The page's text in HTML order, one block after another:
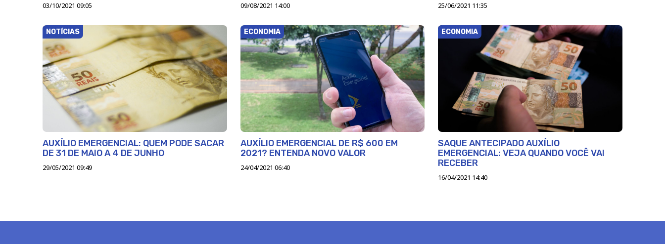
03/10/2021 09:05 09/08/2021 14:00 25/06/2021 11:35
NOTÍCIAS
AUXÍLIO EMERGENCIAL: QUEM PODE SACAR
DE 31 DE MAIO A 4 DE JUNHO
29/05/2021 09:49
ECONOMIA
AUXÍLIO EMERGENCIAL DE R$ 600 EM
2021? ENTENDA NOVO VALOR
24/04/2021 06:40
ECONOMIA
SAQUE ANTECIPADO AUXÍLIO
EMERGENCIAL: VEJA QUANDO VOCÊ VAI
RECEBER
16/04/2021 14:40